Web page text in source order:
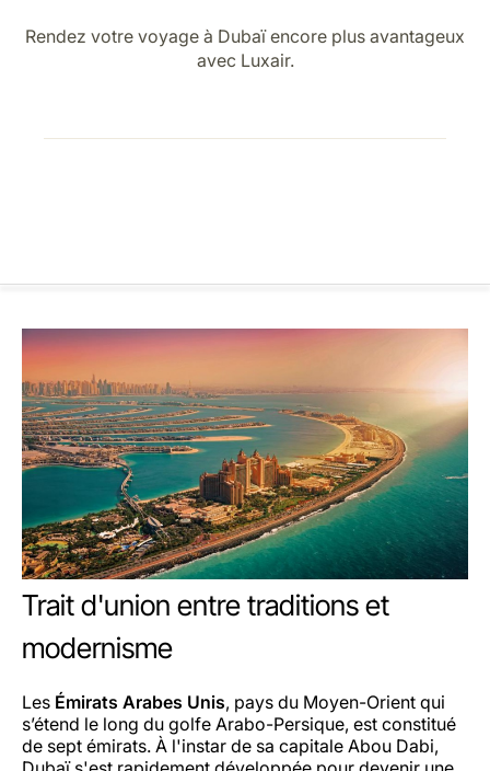
Rendez votre voyage à Dubaï encore plus avantageux
avec Luxair.
Trait d'union entre traditions et
modernisme
Les Émirats Arabes Unis, pays du Moyen-Orient qui
s’étend le long du golfe Arabo-Persique, est constitué
de sept émirats. À l'instar de sa capitale Abou Dabi,